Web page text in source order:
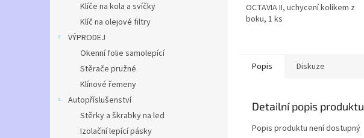
Klíče na kola a svíčky
Klíč na olejové filtry
VÝPRODEJ
Okenní folie samolepící
Stěrače pružné
Klínové řemeny
Autopříslušenství
Stěrky a škrabky na led
Izolační lepící pásky
OCTAVIA II, uchycení kolíkem z
boku, 1 ks
Popis Diskuze
Detailní popis produktu
Popis produktu není dostupný